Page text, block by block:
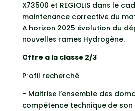
X73500 et REGIOLIS dans le
maintenance corrective du
A horizon 2025 évolution du
nouvelles rames Hydrogène.
Offre à la classe 2/3
Profil recherché
– Maitrise l’ensemble des
compétence technique de son